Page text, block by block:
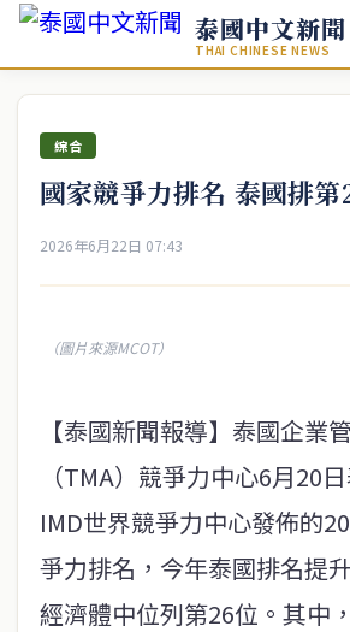
泰國中文新聞
THAI CHINESE NEWS
綜合
國家競爭力排名 泰國排第
2026年6月22日 07:43
（圖片來源MCOT）
【泰國新聞報導】泰國企業
（TMA）競爭力中心6月20
IMD世界競爭力中心發佈的
爭力排名，今年泰國排名提
經濟體中位列第26位。其中